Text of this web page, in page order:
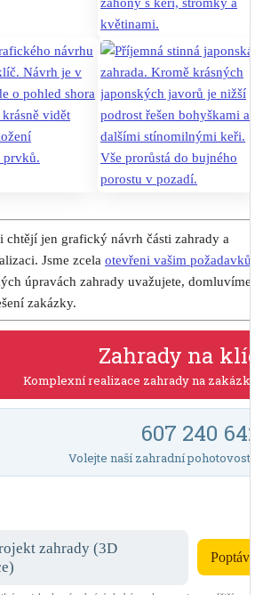
chtějí jen grafický návrh části zahrady a
Jsme zcela otevřeni vašim požadavkům
úpravách zahrady uvažujete, domluvíme se
zakázky.
Zahrady na klíč
Komplexní realizace zahrady na zakázku.
607 240 642
Volejte naší zahradní pohotovost :)
zahrady (3D
Poptávka